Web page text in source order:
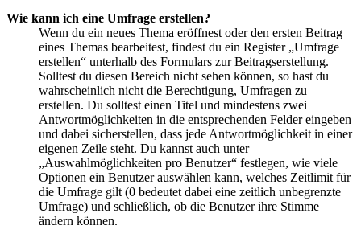
Wie kann ich eine Umfrage erstellen?
Wenn du ein neues Thema eröffnest oder den ersten Beitrag
eines Themas bearbeitest, findest du ein Register „Umfrage
erstellen“ unterhalb des Formulars zur Beitragserstellung.
Solltest du diesen Bereich nicht sehen können, so hast du
wahrscheinlich nicht die Berechtigung, Umfragen zu
erstellen. Du solltest einen Titel und mindestens zwei
Antwortmöglichkeiten in die entsprechenden Felder eingeben
und dabei sicherstellen, dass jede Antwortmöglichkeit in einer
eigenen Zeile steht. Du kannst auch unter
„Auswahlmöglichkeiten pro Benutzer“ festlegen, wie viele
Optionen ein Benutzer auswählen kann, welches Zeitlimit für
die Umfrage gilt (0 bedeutet dabei eine zeitlich unbegrenzte
Umfrage) und schließlich, ob die Benutzer ihre Stimme
ändern können.